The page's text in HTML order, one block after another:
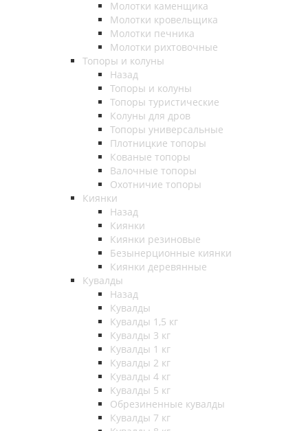
Молотки каменщика
Молотки кровельщика
Молотки печника
Молотки рихтовочные
Топоры и колуны
Назад
Топоры и колуны
Топоры туристические
Колуны для дров
Топоры универсальные
Плотницкие топоры
Кованые топоры
Валочные топоры
Охотничие топоры
Киянки
Назад
Киянки
Киянки резиновые
Безынерционные киянки
Киянки деревянные
Кувалды
Назад
Кувалды
Кувалды 1,5 кг
Кувалды 3 кг
Кувалды 1 кг
Кувалды 2 кг
Кувалды 4 кг
Кувалды 5 кг
Обрезиненные кувалды
Кувалды 7 кг